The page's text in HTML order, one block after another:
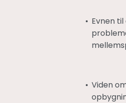
Evnen
Viden